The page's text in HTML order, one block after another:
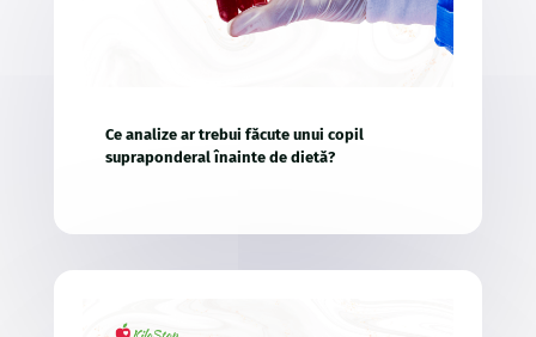
Ce analize ar trebui făcute unui copil
supraponderal înainte de dietă?